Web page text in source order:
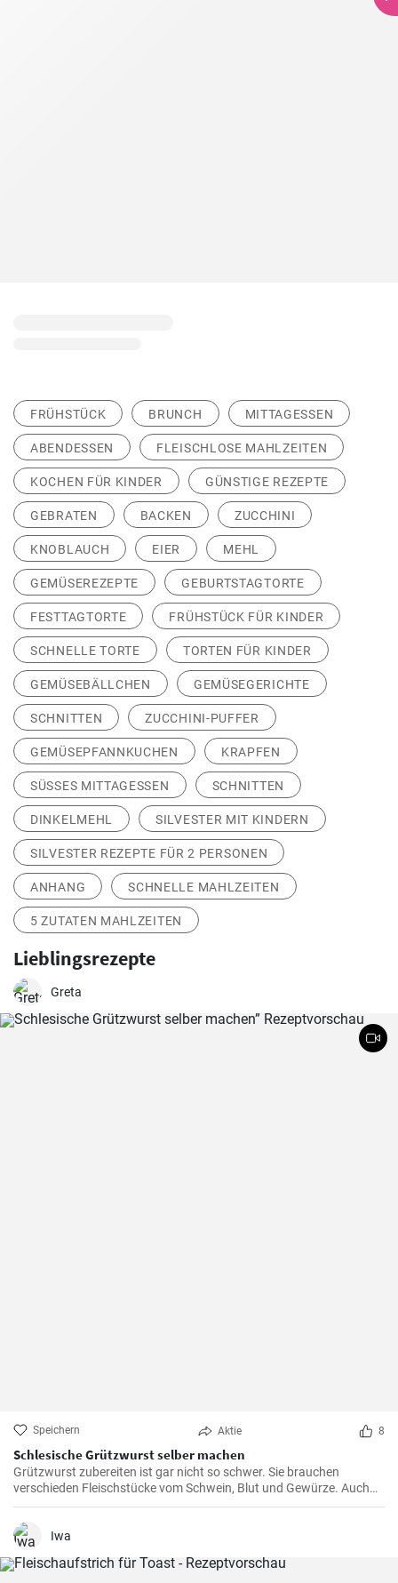
FRÜHSTÜCK BRUNCH MITTAGESSEN
ABENDESSEN FLEISCHLOSE MAHLZEITEN
KOCHEN FÜR KINDER GÜNSTIGE REZEPTE
GEBRATEN BACKEN ZUCCHINI
KNOBLAUCH EIER MEHL
GEMÜSEREZEPTE GEBURTSTAGTORTE
FESTTAGTORTE FRÜHSTÜCK FÜR KINDER
SCHNELLE TORTE TORTEN FÜR KINDER
GEMÜSEBÄLLCHEN GEMÜSEGERICHTE
SCHNITTEN ZUCCHINI-PUFFER
GEMÜSEPFANNKUCHEN KRAPFEN
SÜSSES MITTAGESSEN SCHNITTEN
DINKELMEHL SILVESTER MIT KINDERN
SILVESTER REZEPTE FÜR 2 PERSONEN
ANHANG SCHNELLE MAHLZEITEN
5 ZUTATEN MAHLZEITEN
Lieblingsrezepte
Greta
Speichern Aktie 8
Schlesische Grützwurst selber machen
Grützwurst zubereiten ist gar nicht so schwer. Sie brauchen
verschieden Fleischstücke vom Schwein, Blut und Gewürze. Auch
das klassische DDR Gericht Tote Oma wird mit Grützwurst
zubereitet. Die Grütze (aus Getreide) bindet die Wurst .
Iwa